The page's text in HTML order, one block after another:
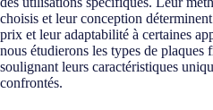
choisis et leur conception
prix et leur adaptabilité à certaines
nous étudierons les types de plaques
soulignant leurs caractéristiques
confrontés.